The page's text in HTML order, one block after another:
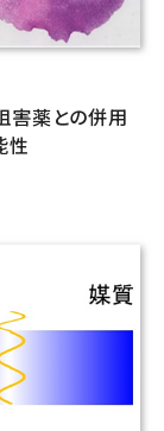
害薬との併用
性